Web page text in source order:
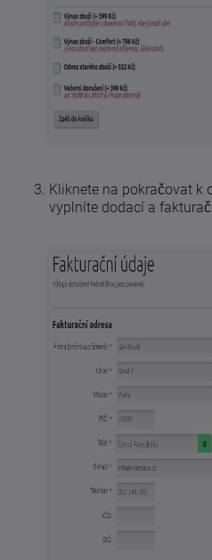
Kliknete na pokračovat k
vyplníte dodací a